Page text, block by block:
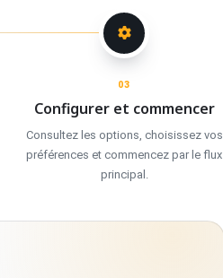
03
Configurer et commencer
Consultez les options, choisissez vos
préférences et commencez par le flux
principal.